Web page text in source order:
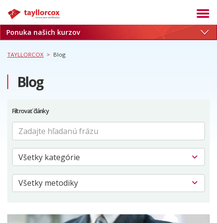
Akadémia
Termíny
Služby
Blog
O nás
Referencie
Ponuka našich kurzov
TAYLLORCOX > Blog
Blog
Filtrovať články